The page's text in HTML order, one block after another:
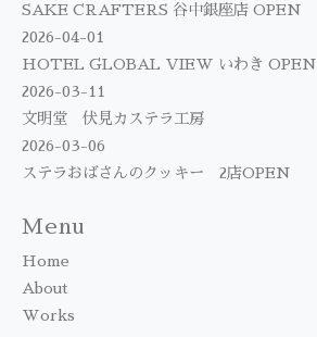
SAKE CRAFTERS 谷中銀座店 OPEN
2026-04-01
HOTEL GLOBAL VIEW いわき OPEN
2026-03-11
文明堂 伏見カステラ工房
2026-03-06
ステラおばさんのクッキー 2店OPEN
Menu
Home
About
Works